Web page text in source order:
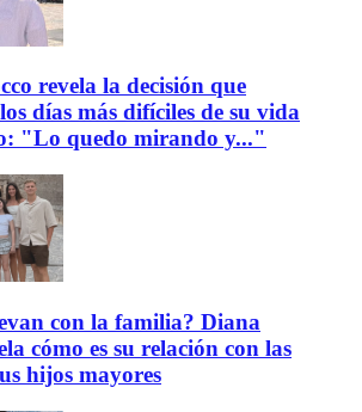
revela la decisión que
días más difíciles de su vida
"Lo quedo mirando y..."
con la familia? Diana
cómo es su relación con las
hijos mayores